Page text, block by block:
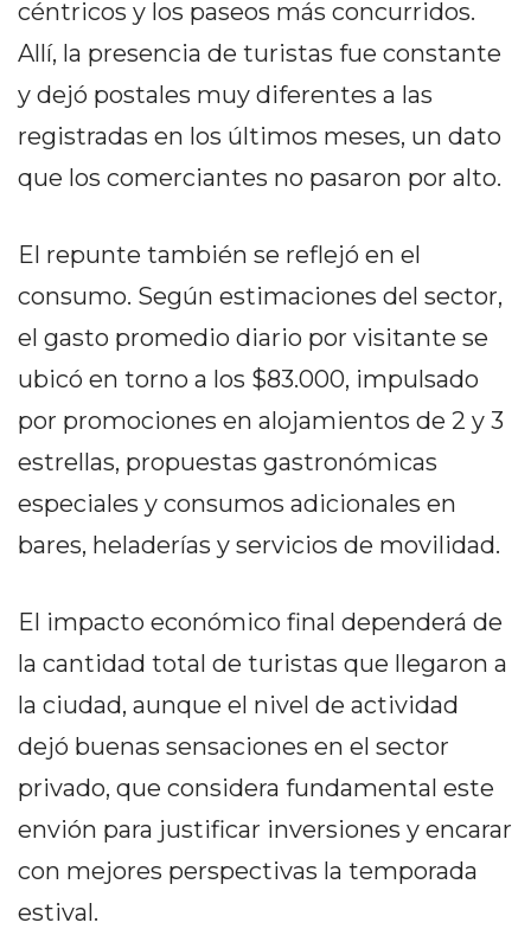
AYUDA
TÉRMINOS
Y
CONDICIONES
PRIVACIDAD
MAPA
DEL
TAPA
DEL
DIARIO
REPORTERO
DEPORTIVO
GRUPO
MEDIOS
INFOPBA
PUBLICITÁ
NORTE
HOY
HORA
céntricos y los paseos más concurridos.
Allí, la presencia de turistas fue constante
y dejó postales muy diferentes a las
registradas en los últimos meses, un dato
que los comerciantes no pasaron por alto.
El repunte también se reflejó en el
consumo. Según estimaciones del sector,
el gasto promedio diario por visitante se
ubicó en torno a los $83.000, impulsado
por promociones en alojamientos de 2 y 3
estrellas, propuestas gastronómicas
especiales y consumos adicionales en
bares, heladerías y servicios de movilidad.
El impacto económico final dependerá de
la cantidad total de turistas que llegaron a
la ciudad, aunque el nivel de actividad
dejó buenas sensaciones en el sector
privado, que considera fundamental este
envión para justificar inversiones y encarar
con mejores perspectivas la temporada
estival.